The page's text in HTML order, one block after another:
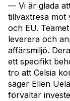
— Vi är glada
tillväxtresa mot
och EU.
leverera och
affärsmiljö.
ett specifikt
tro att Celsia
säger Ellen
förvaltar